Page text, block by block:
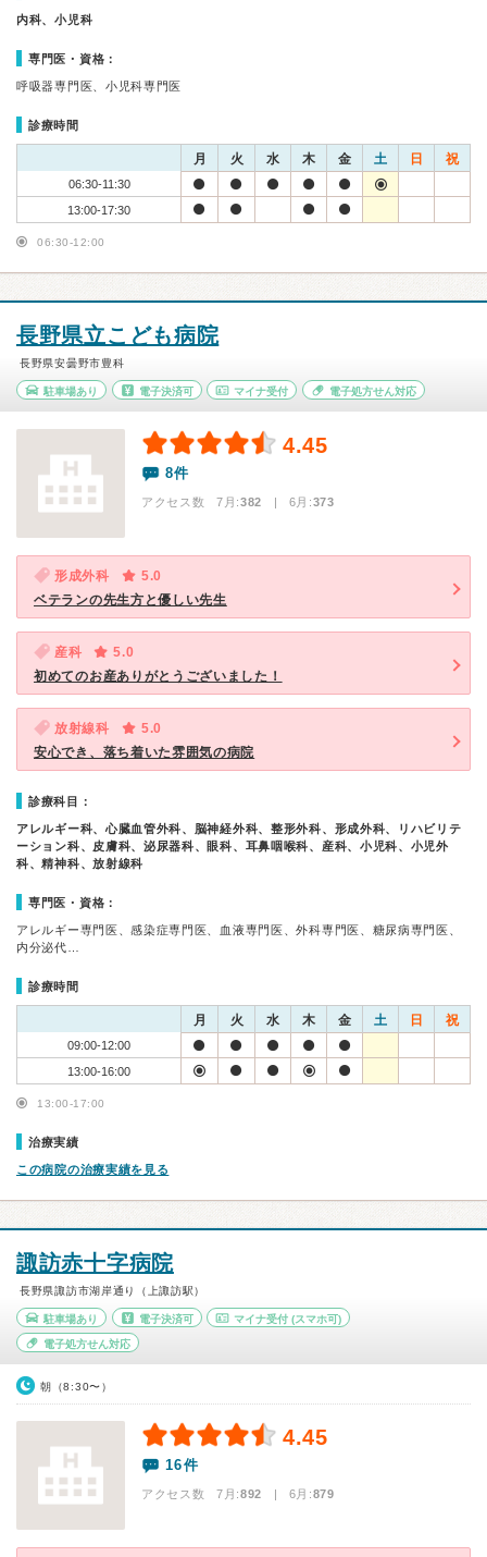
内科、小児科
専門医・資格：
呼吸器専門医、小児科専門医
診療時間
月 火 水 木 金 土 日 祝
06:30-11:30
13:00-17:30
06:30-12:00
長野県立こども病院
長野県安曇野市豊科
駐車場あり 電子決済可 マイナ受付 電子処方せん対応
4.45
8件
アクセス数 7月:382 | 6月:373
形成外科
5.0
ベテランの先生方と優しい先生
産科
5.0
初めてのお産ありがとうございました！
放射線科
5.0
安心でき、落ち着いた雰囲気の病院
診療科目：
アレルギー科、心臓血管外科、脳神経外科、整形外科、形成外科、リハビリテ
ーション科、皮膚科、泌尿器科、眼科、耳鼻咽喉科、産科、小児科、小児外
科、精神科、放射線科
専門医・資格：
アレルギー専門医、感染症専門医、血液専門医、外科専門医、糖尿病専門医、
内分泌代…
診療時間
月 火 水 木 金 土 日 祝
09:00-12:00
13:00-16:00
13:00-17:00
治療実績
この病院の治療実績を見る
諏訪赤十字病院
長野県諏訪市湖岸通り（上諏訪駅）
駐車場あり 電子決済可 マイナ受付 (スマホ可)
電子処方せん対応
朝（8:30〜）
4.45
16件
アクセス数 7月:892 | 6月:879